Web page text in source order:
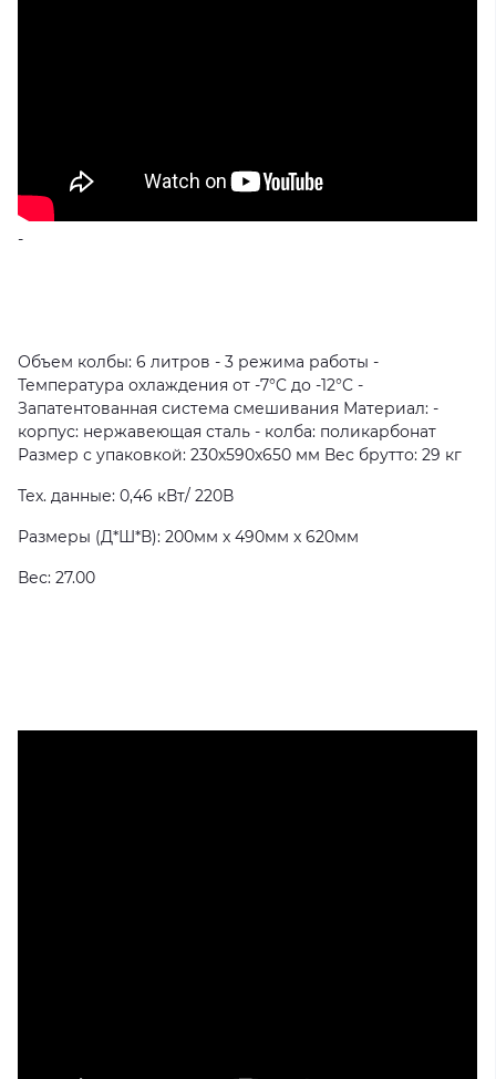
-
Объем колбы: 6 литров - 3 режима работы -
Температура охлаждения от -7°C до -12°C -
Запатентованная система смешивания Материал: -
корпус: нержавеющая сталь - колба: поликарбонат
Размер с упаковкой: 230x590x650 мм Вес брутто: 29 кг
Тех. данные: 0,46 кВт/ 220В
Размеры (Д*Ш*В): 200мм x 490мм x 620мм
Вес: 27.00